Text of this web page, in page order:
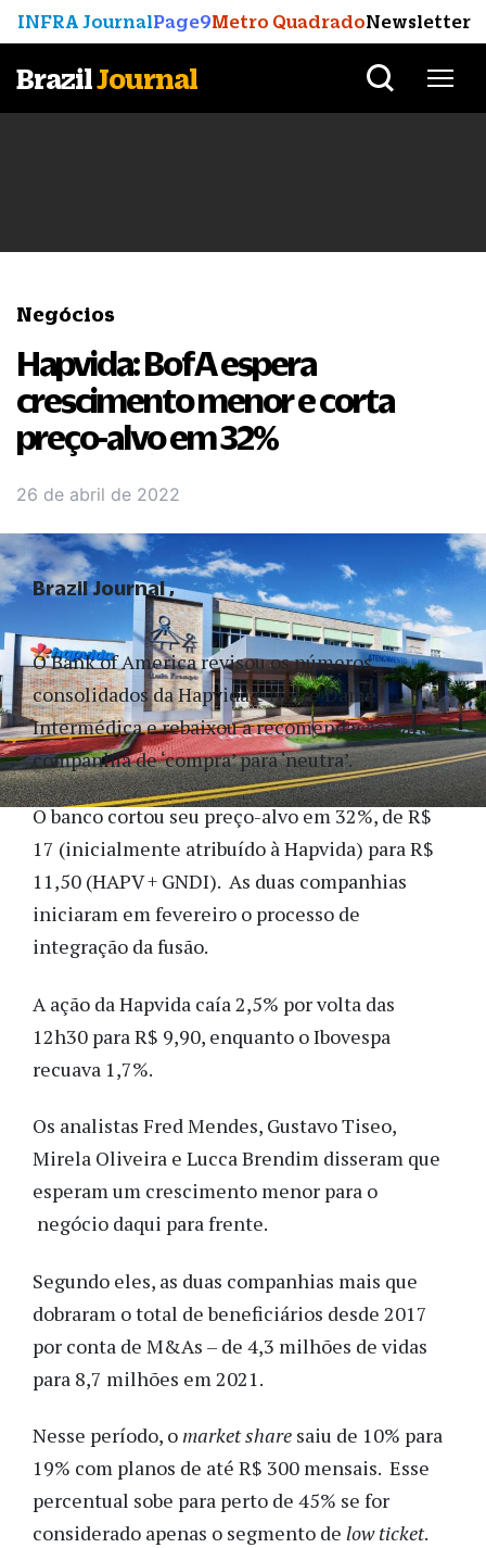
INFRA JournalPage9Metro QuadradoNewsletter
BrazilJournal
Negócios
Hapvida: BofA espera
crescimento menor e corta
preço-alvo em 32%
26 de abril de 2022
O Bank of America revisou os números
consolidados da Hapvida e Notre Dame
Intermédica e rebaixou a recomendação para a
companhia de ‘compra’ para ‘neutra’.
O banco cortou seu preço-alvo em 32%, de R$
17 (inicialmente atribuído à Hapvida) para R$
11,50 (HAPV + GNDI). As duas companhias
iniciaram em fevereiro o processo de
integração da fusão.
A ação da Hapvida caía 2,5% por volta das
12h30 para R$ 9,90, enquanto o Ibovespa
recuava 1,7%.
Os analistas Fred Mendes, Gustavo Tiseo,
Mirela Oliveira e Lucca Brendim disseram que
esperam um crescimento menor para o
negócio daqui para frente.
Segundo eles, as duas companhias mais que
dobraram o total de beneficiários desde 2017
por conta de M&As – de 4,3 milhões de vidas
para 8,7 milhões em 2021.
Nesse período, omarket share saiu de 10% para
19% com planos de até R$ 300 mensais. Esse
percentual sobe para perto de 45% se for
considerado apenas o segmento de low ticket.
Brazil Journal